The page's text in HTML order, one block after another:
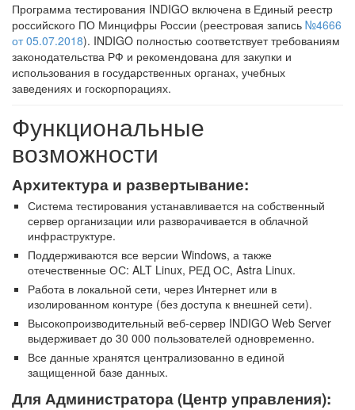
Программа тестирования INDIGO включена в Единый реестр
российского ПО Минцифры России (реестровая запись №4666
от 05.07.2018). INDIGO полностью соответствует требованиям
законодательства РФ и рекомендована для закупки и
использования в государственных органах, учебных
заведениях и госкорпорациях.
Функциональные
возможности
Архитектура и развертывание:
Система тестирования устанавливается на собственный
сервер организации или разворачивается в облачной
инфраструктуре.
Поддерживаются все версии Windows, а также
отечественные ОС: ALT Linux, РЕД ОС, Astra Linux.
Работа в локальной сети, через Интернет или в
изолированном контуре (без доступа к внешней сети).
Высокопроизводительный веб-сервер INDIGO Web Server
выдерживает до 30 000 пользователей одновременно.
Все данные хранятся централизованно в единой
защищенной базе данных.
Для Администратора(Центр управления):